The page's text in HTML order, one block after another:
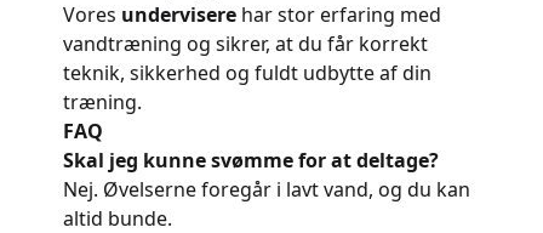
Vores undervisere har stor erfaring med
vandtræning og sikrer, at du får korrekt
teknik, sikkerhed og fuldt udbytte af din
træning.
FAQ
Skal jeg kunne svømme for at deltage?
Nej. Øvelserne foregår i lavt vand, og du kan
altid bunde.